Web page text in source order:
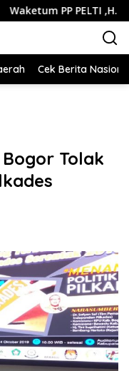
PP PELTI ,H. Anton
Cek Berita
Tolak